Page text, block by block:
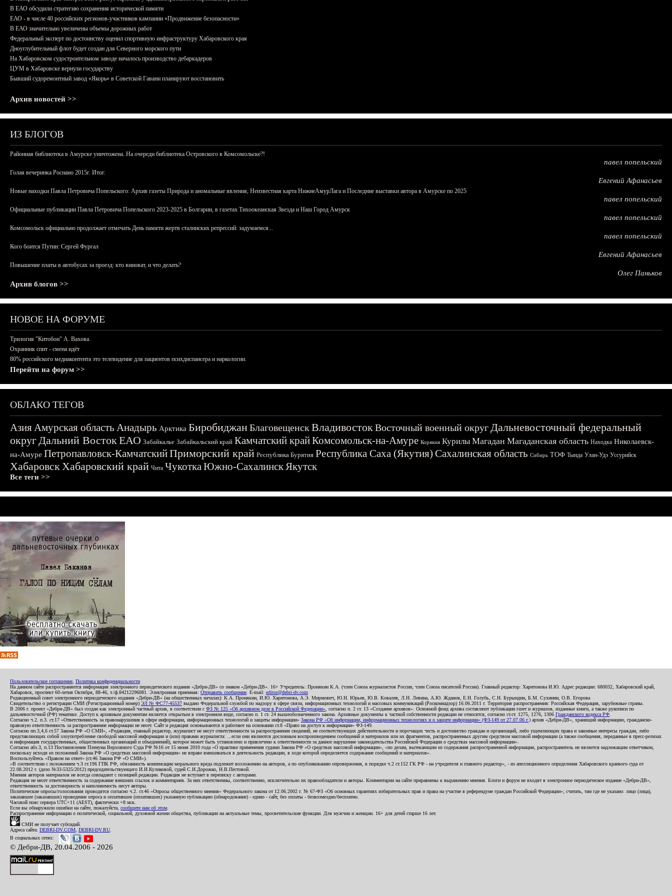
В ЕАО обсудили стратегию сохранения исторической памяти
ЕАО - в числе 40 российских регионов-участников кампании «Продвижение безопасности»
В ЕАО значительно увеличены объемы дорожных работ
Федеральный эксперт по достоинству оценил спортивную инфраструктуру Хабаровского края
Дноуглубительный флот будет создан для Северного морского пути
На Хабаровском судостроительном заводе началось производство дебаркадеров
ЦУМ в Хабаровске вернули государству
Бывший судоремонтный завод «Якорь» в Советской Гавани планируют восстановить
Архив новостей >>
ИЗ БЛОГОВ
Районная библиотека в Амурске уничтожена. На очереди библиотека Островского в Комсомольске?!
павел попельский
Голая вечеринка Роснано 2015г. Итог.
Евгений Афанасьев
Новые находки Павла Петровича Попельского: Архив газеты Природа и аномальные явления, Неизвестная карта НижнеАмурЛага и Последние выставки автора в Амурске по 2025
павел попельский
Официальные публикации Павла Петровича Попельского 2023-2025 в Болгарии, в газетах Тихоокеанская Звезда и Наш Город Амурск
павел попельский
Комсомольск официально продолжает отмечать День памяти жертв сталинских репрессий: задумаемся...
павел попельский
Кого боится Путин: Сергей Фургал
Евгений Афанасьев
Повышение платы в автобусах за проезд: кто виноват, и что делать?
Олег Паньков
Архив блогов >>
НОВОЕ НА ФОРУМЕ
Трилогия "Китобои" А. Вахова.
Охранник спит - смена идёт
80% российского медиаконтента это телевидение для пациентов психдиспансера и наркологии.
Перейти на форум >>
ОБЛАКО ТЕГОВ
АзияАмурская область Анадырь Арктика БиробиджанБлаговещенскВладивостокВосточный военный округДальневосточный федеральный
округДальний ВостокЕАО Забайкалье Забайкальский край Камчатский крайКомсомольск-на-Амуре Корякия Курилы Магадан Магаданская область Находка Николаевск-
на-Амуре Петропавловск-КамчатскийПриморский край Республика Бурятия Республика Саха (Якутия) Сахалинская область Сибирь ТОФ Тында Улан-Удэ Уссурийск
ХабаровскХабаровский край Чита ЧукоткаЮжно-СахалинскЯкутск
Все теги >>
Пользовательское соглашение Политика конфиденциальности
На данном сайте распространяется информация электронного периодического издания «Дебри-ДВ» со знаком «Дебри-ДВ». 16+ Учредитель: Пронякин К.А. (член Союза журналистов России, член Союза писателей России). Главный редактор: Харитонова И.Ю. Адрес редакции: 680032, Хабаровский край,
Хабаровск, проспект 60-летия Октября, 88-46, т./ф.84212296081. Электронная приемная: Отправить сообщение . E-mail: editor@debri-dv.com
Редакционный совет электронного периодического издания «Дебри-ДВ» (на общественных началах): К.А. Пронякин, И.Ю. Харитонова, А.Э. Мирмович, Ю.Н. Юрьев, Ю.В. Ковалев, Л.Н. Левина, А.Ю. Жданов, Е.Н. Голубь, С.Н. Бурындин, Б.М. Сухинин, О.В. Егорова
Свидетельство о регистрации СМИ (Регистрационный номер) ЭЛ № ФС77-45537 выдано Федеральной службой по надзору в сфере связи, информационных технологий и массовых коммуникаций (Роскомнадзор) 16.06.2011 г. Территория распространения: Российская Федерация, зарубежные страны.
В 2006 г. проект «Дебри-ДВ» был создан как электронный частный архив, в соответствии с ФЗ № 125 «Об архивном деле в Российской Федерации» , согласно п. 2 ст. 13 «Создание архивов». Основной фонд архива составляют публикации газет и журналов, изданные книги, а также рукописи по
дальневосточной (РФ) тематике. Доступ к архивным документам является открытым в электронном виде, согласно п. 1 ст. 24 вышеобозначенного закона. Архивные документы к частной собственности редакции не относятся, согласно ст.ст. 1275, 1276, 1306 Гражданского кодекса РФ
Согласно ч.2. п.3. ст.17 «Ответственность за правонарушения в сфере информации, информационных технологий и защиты информации» Закона РФ «Об информации, информационных технологиях и о защите информации» (ФЗ-149 от 27.07.06 г.) архив «Дебри-ДВ», хранящий информацию, гражданско-
правовую ответственность за распространение информации не несет. Сайт и редакция основываются и работают на основании ст.8 «Право на доступ к информации» ФЗ-149.
Согласно пп.3,4,6 ст.57 Закона РФ «О СМИ», «Редакция, главный редактор, журналист не несут ответственности за распространение сведений, не соответствующих действительности и порочащих честь и достоинство граждан и организаций, либо ущемляющих права и законные интересы граждан, либо
представляющих собой злоупотребление свободой массовой информации и (или) правами журналиста: ...если они являются дословным воспроизведением сообщений и материалов или их фрагментов, распространенных другим средством массовой информации (а также сообщения, переданные в пресс-релизах
и информация государственных, общественных организаций и объединений), которое может быть установлено и привлечено к ответственности за данное нарушение законодательства Российской Федерации о средствах массовой информации».
Согласно абз.3, п.13 Постановления Пленума Верховного Суда РФ №16 от 15 июня 2010 года «О практике применения судами Закона РФ «О средствах массовой информации», «по делам, вытекающим из содержания распространенной информации, распространитель не является надлежащим ответчиком,
поскольку исходя из положений Закона РФ «О средствах массовой информации» не вправе вмешиваться в деятельность редакции, в ходе которой определяется содержание сообщений и материалов».
Воспользуйтесь «Правом на ответ» (ст.46 Закона РФ «О СМИ»).
«В соответствии с положением ч.3 ст.196 ГПК РФ, обязанность компенсации морального вреда подлежит возложению на авторов, а по опубликованию опровержения, в порядке ч.2 ст.152 ГК РФ - на учредителя и главного редактор», - из апелляционного определения Хабаровского краевого суда от
22.08.2012 г. (дело №33-5325/2012) председательствующего И.И.Куликовой, судей С.И.Дорожко, Н.В.Пестовой.
Мнения авторов материалов не всегда совпадают с позицией редакции. Редакция не вступает в переписку с авторами.
Редакция не несет ответственность за содержание внешних ссылок и комментариев. За них ответственны, соответственно, исключительно их правообладатели и авторы. Комментарии на сайте приравнены к выражению мнения. Блоги и форум не входят в электронное периодическое издание «Дебри-ДВ»,
ответственность за достоверность и наполняемость несут авторы.
Политические опросы/голосования проводятся согласно ч.2. ст.46 «Опросы общественного мнения» Федерального закона от 12.06.2002 г. № 67-ФЗ «Об основных гарантиях избирательных прав и права на участие в референдуме граждан Российской Федерации»; считать, там где не указано: лицо (лица),
заказавшее (заказавших) проведение опроса и оплатившее (оплативших) указанную публикацию (обнародование) - едино - сайт, без оплаты - безвозмездно/бесплатно.
Часовой пояс сервера UTC+11 (AEST), фактически +8 мск.
Если вы обнаружили ошибки на сайте, пожалуйста, сообщите нам об этом
Распространение информации о политической, социальной, духовной жизни общества, публикации на актуальные темы, просветительские функции. Для мужчин и женщин. 16+ для детей старше 16 лет.
СМИ не получает субсидий.
Адреса сайта: DEBRI-DV.COM DEBRI-DV.RU
В социальных сетях:
© Дебри-ДВ, 20.04.2006 - 2026